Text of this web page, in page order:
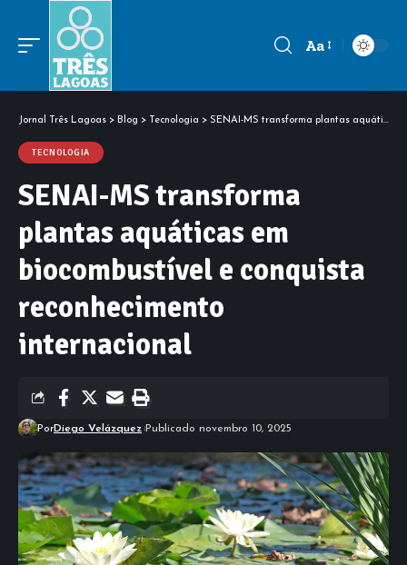
Font
Aa
Jornal Três Lagoas > Blog > Tecnologia > SENAI-MS transforma plantas aquáticas em biocombustível e conquista reconhecimento internacional
TECNOLOGIA
SENAI-MS transforma
plantas aquáticas em
biocombustível e conquista
reconhecimento
internacional
PorDiego Velázquez Publicado novembro 10, 2025